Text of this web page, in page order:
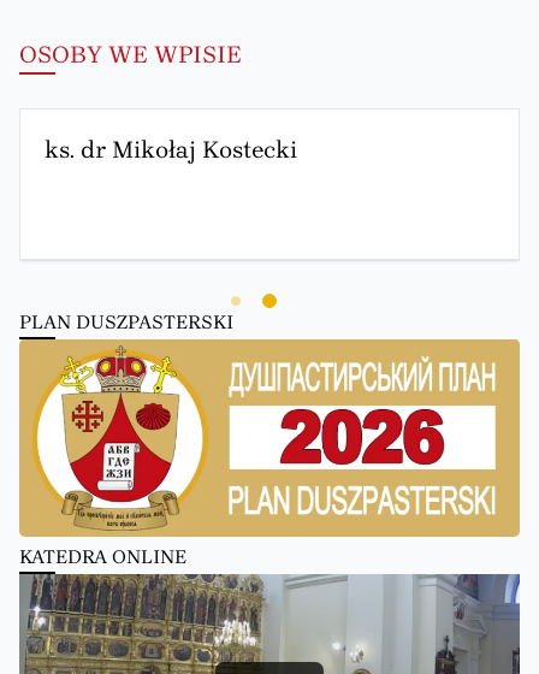
OSOBY WE WPISIE
ks. dr Mikołaj Kostecki
PLAN DUSZPASTERSKI
KATEDRA ONLINE